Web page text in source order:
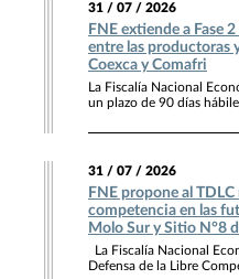
31 / 07 / 2026
FNE extiende a Fase
entre las productoras
Coexca y Comafri
La Fiscalía Nacional
un plazo de 90 días
31 / 07 / 2026
FNE propone al
competencia en las
Molo Sur y Sitio N°8
La Fiscalía Nacional
Defensa de la Libre